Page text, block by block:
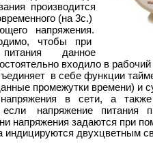
производится
(на 3с.)
напряжения.
чтобы при
входило в
питания
данное
в себе функции
промежутки времени) и
в сети, а
если напряжение питания
напряжения задаются при
индицируются двухцветным